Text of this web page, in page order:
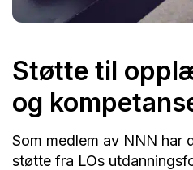
Støtte til
og
Som medlem av NNN har
støtte fra LOs